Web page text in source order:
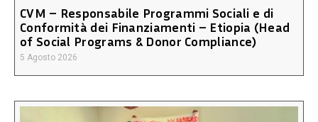
CVM – Responsabile Programmi Sociali e di
Conformità dei Finanziamenti – Etiopia (Head
of Social Programs & Donor Compliance)
5 Agosto 2026